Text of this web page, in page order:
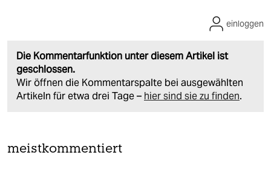
Die Kommentarfunktion unter diesem Artikel ist
geschlossen.
Wir öffnen die Kommentarspalte bei ausgewählten
Artikeln für etwa drei Tage – hier sind sie zu finden.
einloggen
meistkommentiert